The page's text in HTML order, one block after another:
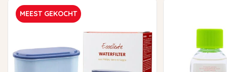
MEEST GEKOCHT